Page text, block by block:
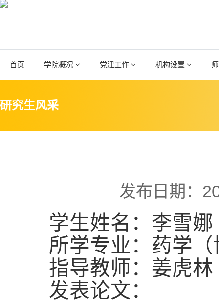
首页 学院概况 党建工作 机构设置
研究生风采
发布日期：
学生姓名：李雪娜
所学专业：药学
指导教师：姜虎
发表论文：